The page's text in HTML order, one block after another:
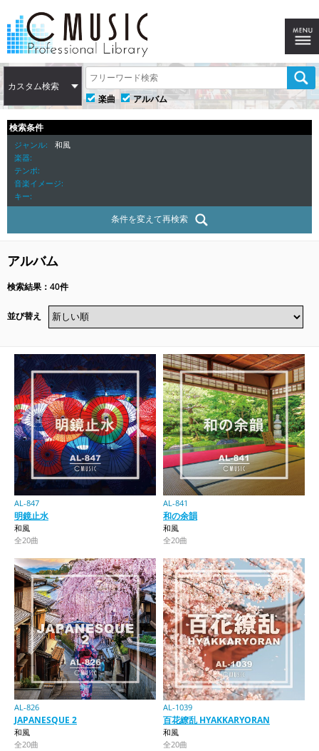
カスタム検索
楽曲
アルバム
検索条件
ジャンル
和風
楽器
テンポ
音楽イメージ
キー
条件を変えて再検索
アルバム
検索結果：40件
並び替え
AL-847
明鏡止水
和風
全20曲
AL-841
和の余韻
和風
全20曲
AL-826
JAPANESQUE 2
和風
全20曲
AL-1039
百花繚乱 HYAKKARYORAN
和風
全20曲